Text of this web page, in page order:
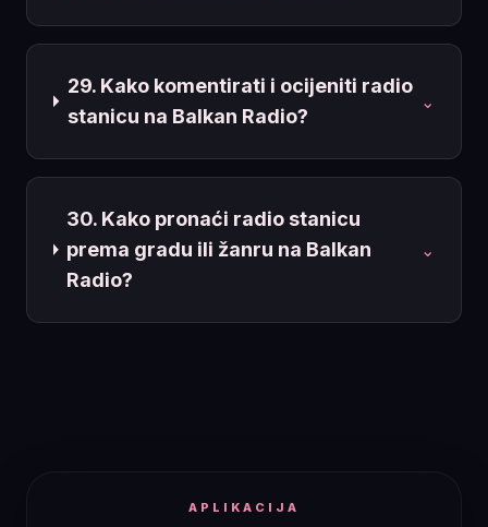
29. Kako komentirati i ocijeniti radio
stanicu na Balkan Radio?
⌄
30. Kako pronaći radio stanicu
prema gradu ili žanru na Balkan
Radio?
⌄
APLIKACIJA